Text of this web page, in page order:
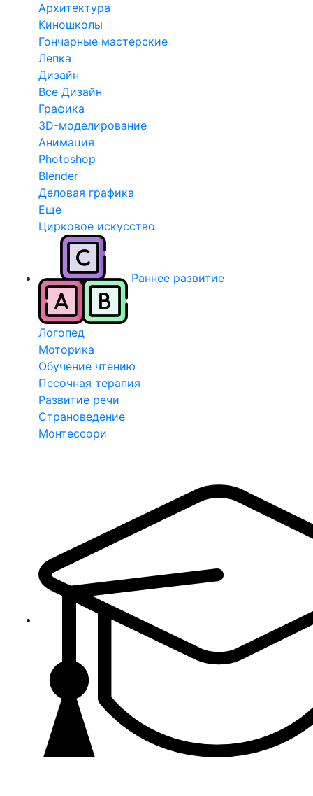
Архитектура
Киношколы
Гончарные мастерские
Лепка
Дизайн
Все Дизайн
Графика
3D-моделирование
Анимация
Photoshop
Blender
Деловая графика
Еще
Цирковое искусство
Раннее развитие
Логопед
Моторика
Обучение чтению
Песочная терапия
Развитие речи
Страноведение
Монтессори